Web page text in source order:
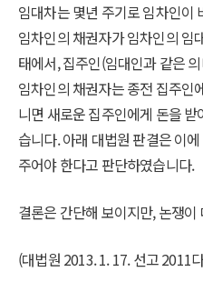
임대차는 몇년 주기로 임차인이
임차인의 채권자가 임차인의 임
태에서, 집주인(임대인과 같은
임차인의 채권자는 종전 집주인
니면 새로운 집주인에게 돈을
습니다. 아래 대법원 판결은 이
주어야 한다고 판단하였습니다.
결론은 간단해 보이지만, 논쟁
(대법원 2013. 1. 17. 선고 2011